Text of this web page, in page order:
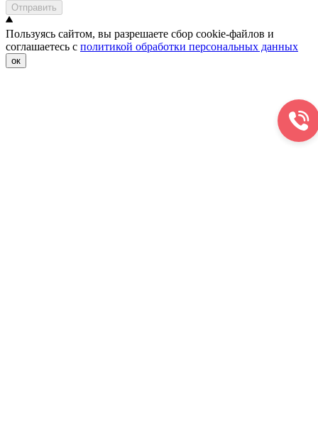
Отправить
Пользуясь сайтом, вы разрешаете сбор cookie-файлов и
соглашаетесь с политикой обработки персональных данных
ок